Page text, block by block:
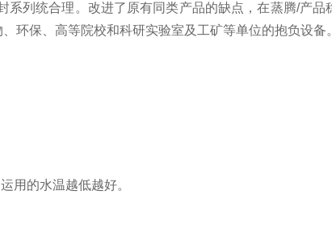
列统合理。改进了原有同类产品的缺点，在蒸腾/产品
环保、高等院校和科研实验室及工矿等单位的抱负设备
用的水温越低越好。